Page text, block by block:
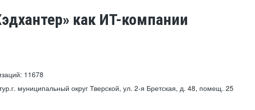
как ИТ-компании
11678
муниципальный округ Тверской, ул. 2-я Бретская, д. 48, помещ. 25